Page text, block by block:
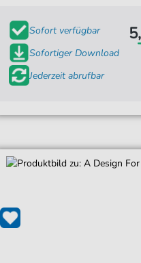
Sofort verfügbar
Sofortiger Download
Jederzeit abrufbar